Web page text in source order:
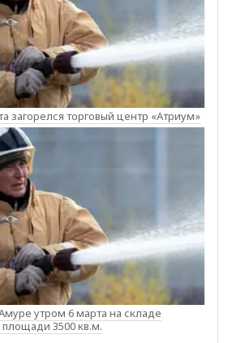
загорелся торговый центр «Атриум»
утром 6 марта на складе
3500 кв.м.